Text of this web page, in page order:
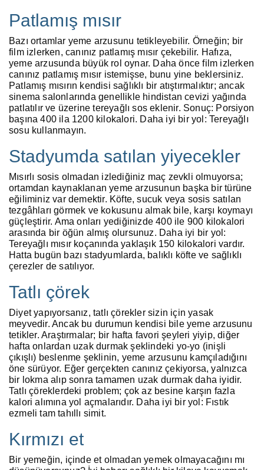
Patlamış mısır
Bazı ortamlar yeme arzusunu tetikleyebilir. Örneğin; bir
film izlerken, canınız patlamış mısır çekebilir. Hafıza,
yeme arzusunda büyük rol oynar. Daha önce film izlerken
canınız patlamış mısır istemişse, bunu yine beklersiniz.
Patlamış mısırın kendisi sağlıklı bir atıştırmalıktır; ancak
sinema salonlarında genellikle hindistan cevizi yağında
patlatılır ve üzerine tereyağlı sos eklenir. Sonuç: Porsiyon
başına 400 ila 1200 kilokalori. Daha iyi bir yol: Tereyağlı
sosu kullanmayın.
Stadyumda satılan yiyecekler
Mısırlı sosis olmadan izlediğiniz maç zevkli olmuyorsa;
ortamdan kaynaklanan yeme arzusunun başka bir türüne
eğiliminiz var demektir. Köfte, sucuk veya sosis satılan
tezgâhları görmek ve kokusunu almak bile, karşı koymayı
güçleştirir. Ama onları yediğinizde 400 ile 900 kilokalori
arasında bir öğün almış olursunuz. Daha iyi bir yol:
Tereyağlı mısır koçanında yaklaşık 150 kilokalori vardır.
Hatta bugün bazı stadyumlarda, balıklı köfte ve sağlıklı
çerezler de satılıyor.
Tatlı çörek
Diyet yapıyorsanız, tatlı çörekler sizin için yasak
meyvedir. Ancak bu durumun kendisi bile yeme arzusunu
tetikler. Araştırmalar; bir hafta favori şeyleri yiyip, diğer
hafta onlardan uzak durmak şeklindeki yo-yo (inişli
çıkışlı) beslenme şeklinin, yeme arzusunu kamçıladığını
öne sürüyor. Eğer gerçekten canınız çekiyorsa, yalnızca
bir lokma alıp sonra tamamen uzak durmak daha iyidir.
Tatlı çöreklerdeki problem; çok az besine karşın fazla
kalori alımına yol açmalarıdır. Daha iyi bir yol: Fıstık
ezmeli tam tahıllı simit.
Kırmızı et
Bir yemeğin, içinde et olmadan yemek olmayacağını mı